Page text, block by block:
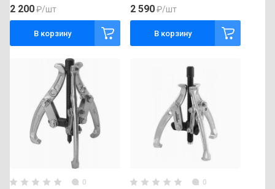
2 200₽/шт
В корзину
2 590₽/шт
В корзину
0 0